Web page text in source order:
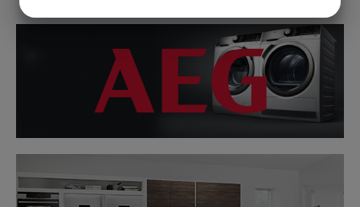
STATISTIK